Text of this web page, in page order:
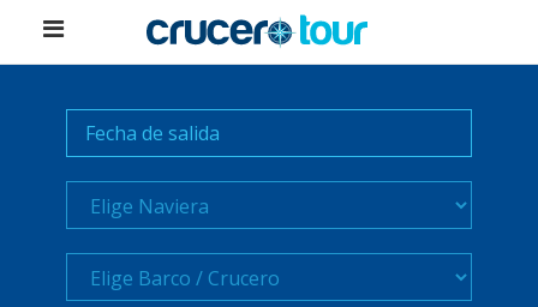
Naviera
Crucero